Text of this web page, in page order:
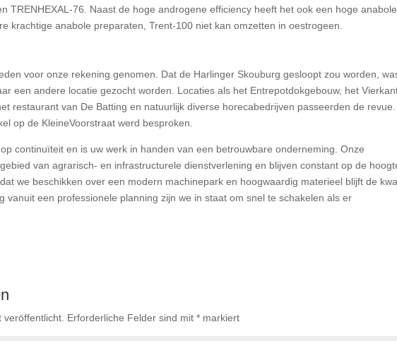
TRENHEXAL-76. Naast de hoge androgene efficiency heeft het ook een hoge anabole
krachtige anabole preparaten, Trent-100 niet kan omzetten in oestrogeen.
voor onze rekening genomen. Dat de Harlinger Skouburg gesloopt zou worden,
een andere locatie gezocht worden. Locaties als het Entrepotdokgebouw, het
restaurant van De Batting en natuurlijk diverse horecabedrijven passeerden de revue.
op de KleineVoorstraat werd besproken.
continuïteit en is uw werk in handen van een betrouwbare onderneming. Onze
van agrarisch- en infrastructurele dienstverlening en blijven constant op de
we beschikken over een modern machinepark en hoogwaardig materieel blijft de
vanuit een professionele planning zijn we in staat om snel te schakelen als er
Erforderliche Felder sind mit* markiert